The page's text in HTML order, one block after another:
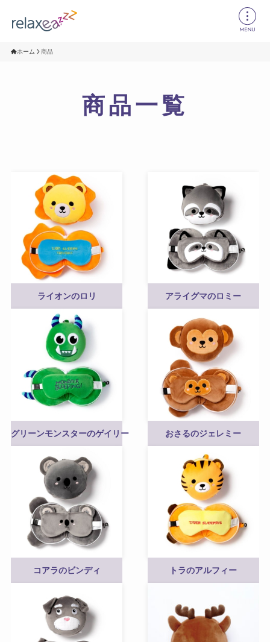
ホーム 商品
商品一覧
ライオンのロリ アライグマのロミー
グリーンモンスターのゲイリー おさるのジェレミー
コアラのビンディ トラのアルフィー